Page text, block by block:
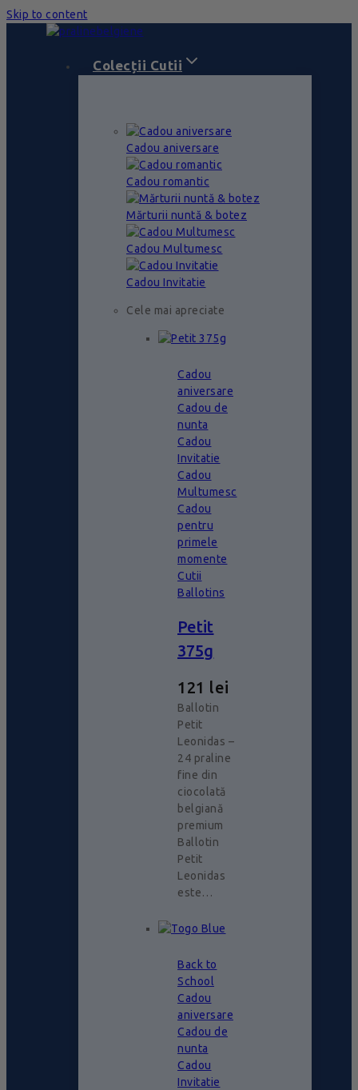
Skip to content
Colecții Cutii
Cadou aniversare
Cadou romantic
Mărturii nuntă & botez
Cadou Multumesc
Cadou Invitatie
Cele mai apreciate
Cadou
aniversare
Cadou de
nunta
Cadou
Invitatie
Cadou
Multumesc
Cadou
pentru
primele
momente
Cutii
Ballotins
Petit
375g
121 lei
Ballotin
Petit
Leonidas –
24 praline
fine din
ciocolată
belgiană
premium
Ballotin
Petit
Leonidas
este…
Back to
School
Cadou
aniversare
Cadou de
nunta
Cadou
Invitatie